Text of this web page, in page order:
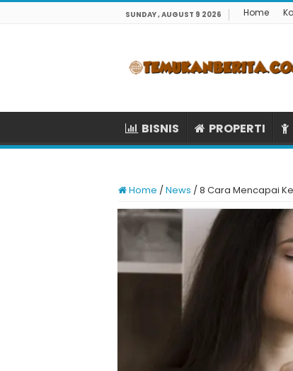
SUNDAY , AUGUST 9 2026 Home
BISNIS PROPERTI
Home /News /8 Cara Mencapai